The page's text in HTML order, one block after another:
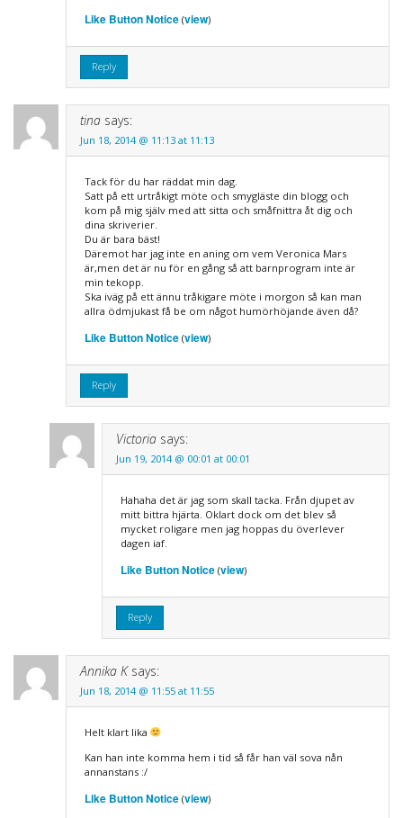
Like Button Notice(view)
Reply
tina says:
Jun 18, 2014 @ 11:13 at 11:13
Tack för du har räddat min dag.
Satt på ett urtråkigt möte och smygläste din blogg och
kom på mig själv med att sitta och småfnittra åt dig och
dina skriverier.
Du är bara bäst!
Däremot har jag inte en aning om vem Veronica Mars
är,men det är nu för en gång så att barnprogram inte är
min tekopp.
Ska iväg på ett ännu tråkigare möte i morgon så kan man
allra ödmjukast få be om något humörhöjande även då?
Like Button Notice(view)
Reply
Victoria says:
Jun 19, 2014 @ 00:01 at 00:01
Hahaha det är jag som skall tacka. Från djupet av
mitt bittra hjärta. Oklart dock om det blev så
mycket roligare men jag hoppas du överlever
dagen iaf.
Like Button Notice(view)
Reply
Annika K says:
Jun 18, 2014 @ 11:55 at 11:55
Helt klart lika
Kan han inte komma hem i tid så får han väl sova nån
annanstans :/
Like Button Notice(view)